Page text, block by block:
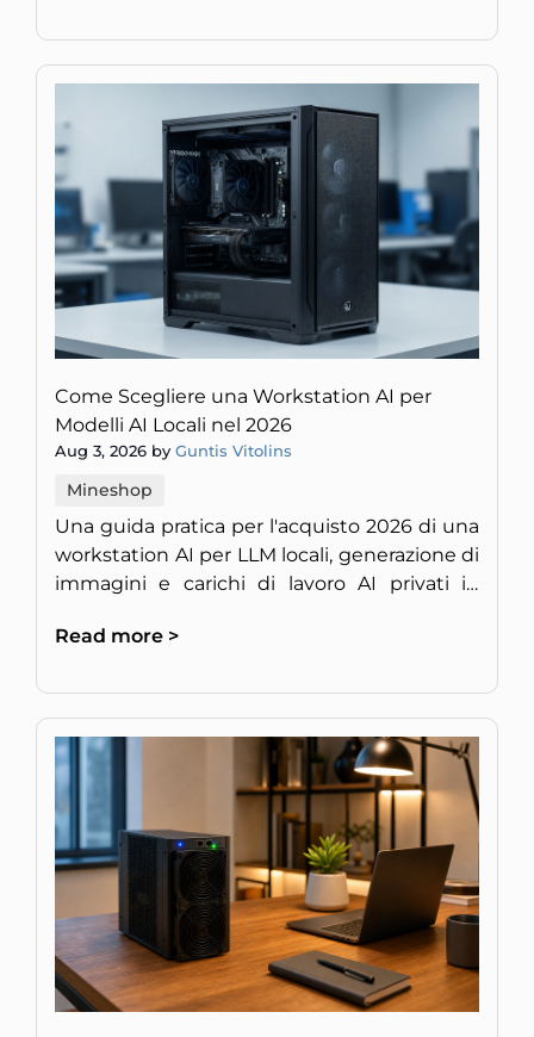
Come Scegliere una Workstation AI per
Modelli AI Locali nel 2026
Aug 3, 2026 by Guntis Vitolins
Mineshop
Una guida pratica per l'acquisto 2026 di una
workstation AI per LLM locali, generazione di
immagini e carichi di lavoro AI privati in
Read more >